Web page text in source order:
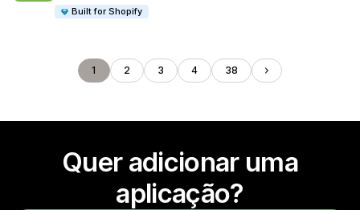
Built for Shopify
1 2 3 4 38
Quer adicionar uma
aplicação?